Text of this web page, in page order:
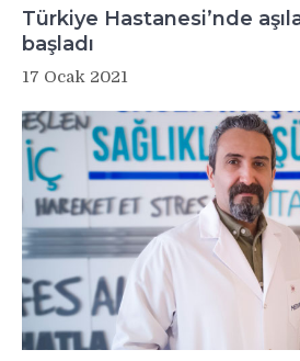
Türkiye Hastanesi’nde
başladı
17 Ocak 2021